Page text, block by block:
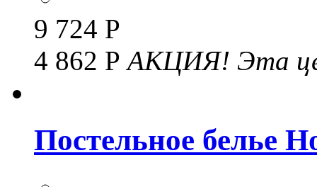
9 724 Р
4 862 РАКЦИЯ! Эта
Постельное белье